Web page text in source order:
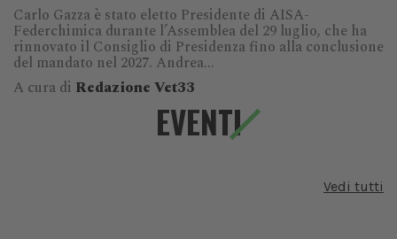
Carlo Gazza è stato eletto Presidente di AISA-
Federchimica durante l’Assemblea del 29 luglio, che ha
rinnovato il Consiglio di Presidenza fino alla conclusione
del mandato nel 2027. Andrea...
A cura di Redazione Vet33
EVENTI
Vedi tutti